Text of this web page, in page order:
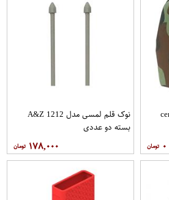
۰
نوک قلم لمسی مدل A&Z 1212
بسته دو عددی
۱۷۸,۰۰۰